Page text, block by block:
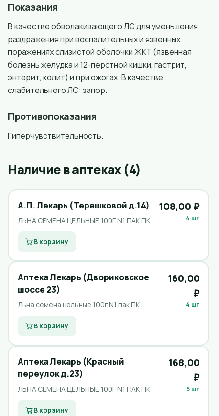
Показания
В качестве обволакивающего ЛС для уменьшения
раздражения при воспалительных и язвенных
поражениях слизистой оболочки ЖКТ (язвенная
болезнь желудка и 12-перстной кишки, гастрит,
энтерит, колит) и при ожогах. В качестве
слабительного ЛС: запор.
Противопоказания
Гиперчувствительность.
Наличие в аптеках (4)
А.П. Лекарь (Терешковой д.14)
ЛЬНА СЕМЕНА ЦЕЛЬНЫЕ 100Г N1 ПАК ПК
108,00 ₽
4 шт
В корзину
Аптека Лекарь (Двориковское
шоссе 23)
Льна семена цельные 100г N1 пак ПК
160,00
₽
4 шт
В корзину
Аптека Лекарь (Красный
переулок д.23)
ЛЬНА СЕМЕНА ЦЕЛЬНЫЕ 100Г N1 ПАК ПК
168,00
₽
5 шт
В корзину